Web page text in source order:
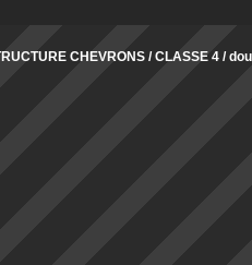
CHEVRONS / CLASSE 4 /